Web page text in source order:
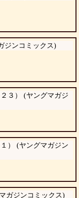
ジンコミックス)
３） (ヤングマガジ
） (ヤングマガジン
ガジンコミックス)